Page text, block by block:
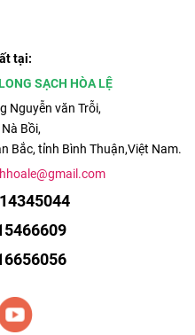
tại:
SẠCH HÒA LỆ
Nguyễn văn Trỗi,
Bồi,
Bắc, tỉnh Bình Thuận,Việt Nam.